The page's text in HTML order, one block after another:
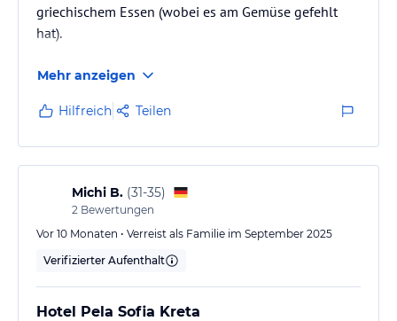
griechischem Essen (wobei es am Gemüse gefehlt
hat).
Mehr anzeigen
Hilfreich Teilen
Michi B. (31-35)
2 Bewertungen
Vor 10 Monaten • Verreist als Familie im September 2025
Verifizierter Aufenthalt
Hotel Pela Sofia Kreta